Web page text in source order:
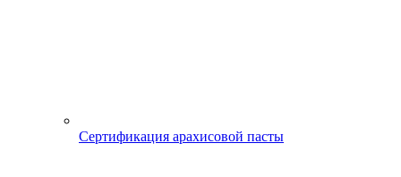
Сертификация арахисовой пасты